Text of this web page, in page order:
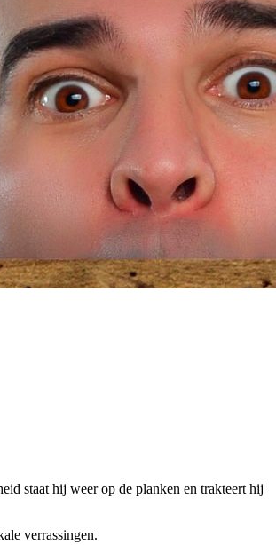
staat hij weer op de planken en trakteert hij
verrassingen.